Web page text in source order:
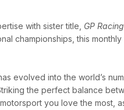
with sister title, GP Racing
championships, this monthly
evolved into the world’s
the perfect balance
you love the most,